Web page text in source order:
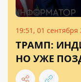
19:51, 01 сентября
ТРАМП:
НО УЖЕ